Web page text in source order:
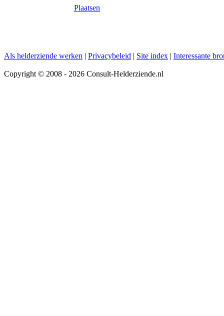
Plaatsen
Als helderziende werken | Privacybeleid | Site index | Interessante
Copyright © 2008 - 2026 Consult-Helderziende.nl